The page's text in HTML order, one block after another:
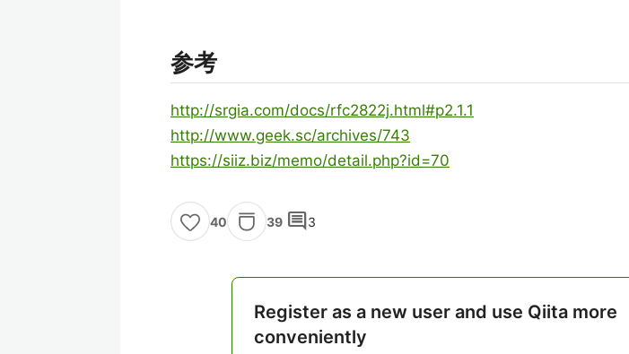
参考
http://srgia.com/docs/rfc2822j.html#p2.1.1
http://www.geek.sc/archives/743
https://siiz.biz/memo/detail.php?id=70
40 39 comment3
Register as a new user and use Qiita more
conveniently